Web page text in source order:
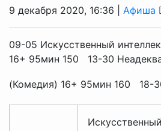
9 декабря 2020, 16:36 | Афиша
09-05 Искусственный
16+ 95мин 150 13-30
(Комедия) 16+ 95мин 160 18-